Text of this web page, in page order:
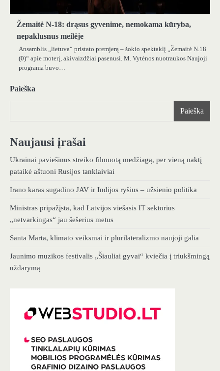
Žemaitė N-18: drąsus gyvenime, nemokama kūryba,
nepaklusnus meilėje
Ansamblis „lietuva“ pristato premjerą – šokio spektaklį „Žemaitė N.18
(0)“ apie moterį, akivaizdžiai pasenusi. M. Vytėnos nuotraukos Naujoji
programa buvo…
Paieška
Paieška
Naujausi įrašai
Ukrainai paviešinus streiko filmuotą medžiagą, per vieną naktį
pataikė aštuoni Rusijos tanklaiviai
Irano karas sugadino JAV ir Indijos ryšius – užsienio politika
Ministras pripažįsta, kad Latvijos viešasis IT sektorius
„netvarkingas“ jau šešerius metus
Santa Marta, klimato veiksmai ir plurilateralizmo naujoji galia
Jaunimo muzikos festivalis „Šiauliai gyvai“ kviečia į triukšmingą
uždarymą